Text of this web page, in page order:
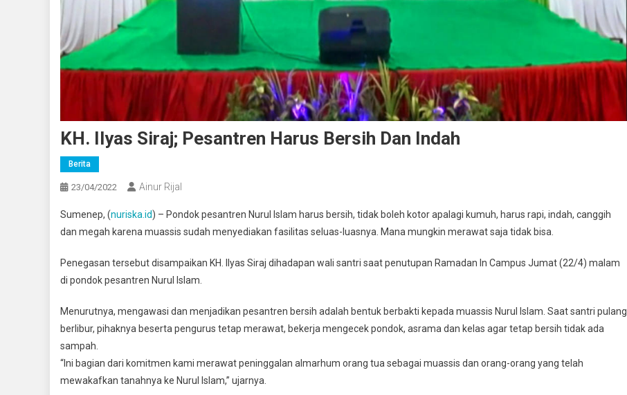
KH. Ilyas Siraj; Pesantren Harus Bersih Dan Indah
Berita
23/04/2022 Ainur Rijal
Sumenep, (nuriska.id) – Pondok pesantren Nurul Islam harus bersih, tidak boleh kotor apalagi kumuh, harus rapi, indah, canggih
dan megah karena muassis sudah menyediakan fasilitas seluas-luasnya. Mana mungkin merawat saja tidak bisa.
Penegasan tersebut disampaikan KH. Ilyas Siraj dihadapan wali santri saat penutupan Ramadan In Campus Jumat (22/4) malam
di pondok pesantren Nurul Islam.
Menurutnya, mengawasi dan menjadikan pesantren bersih adalah bentuk berbakti kepada muassis Nurul Islam. Saat santri pulang
berlibur, pihaknya beserta pengurus tetap merawat, bekerja mengecek pondok, asrama dan kelas agar tetap bersih tidak ada
sampah.
“Ini bagian dari komitmen kami merawat peninggalan almarhum orang tua sebagai muassis dan orang-orang yang telah
mewakafkan tanahnya ke Nurul Islam,” ujarnya.